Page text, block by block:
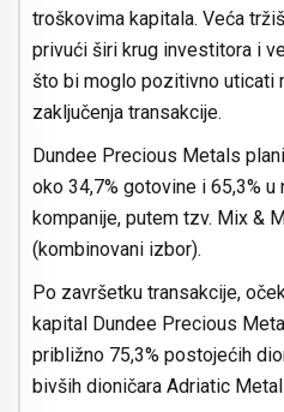
troškovima kapitala. Veća
privući širi krug investitora i
što bi moglo pozitivno uticati
zaključenja transakcije.
Dundee Precious Metals
oko 34,7% gotovine i 65,3% u
kompanije, putem tzv. Mix &
(kombinovani izbor).
Po završetku transakcije,
kapital Dundee Precious
približno 75,3% postojećih
bivših dioničara Adriatic